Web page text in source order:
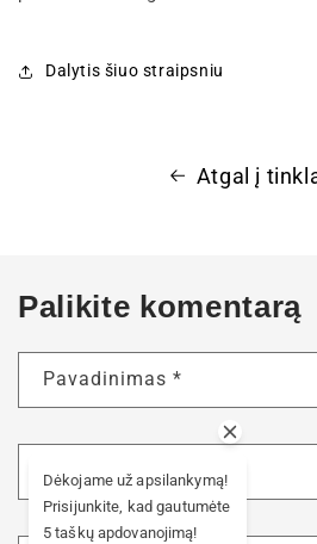
Dalytis šiuo straipsniu
Atgal į
Palikite komentarą
Pavadinimas *
El. paštas
Dėkojame už apsilankymą!
Prisijunkite, kad gautumėte
5 taškų apdovanojimą!